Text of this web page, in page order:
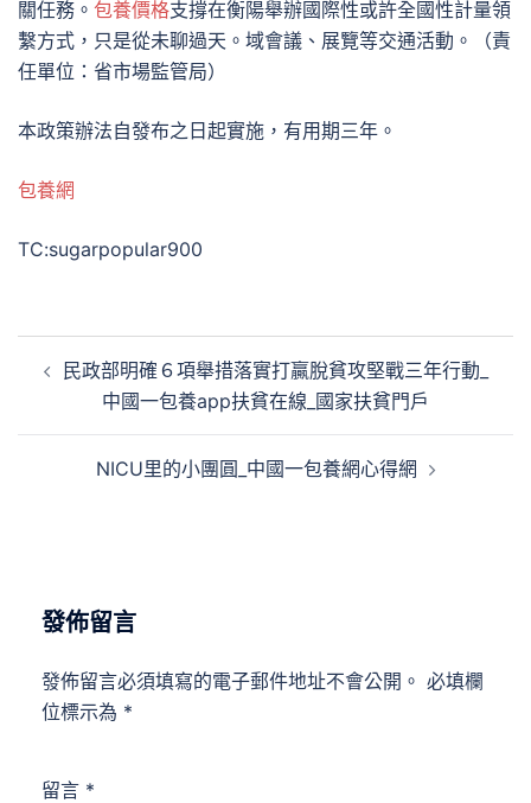
關任務。 包養價格支撐在衡陽舉辦國際性或許全國性計量領
繫方式，只是從未聊過天。域會議、展覽等交通活動。（責
任單位：省市場監管局）
本政策辦法自發布之日起實施，有用期三年。
包養網
TC:sugarpopular900
章
民政部明確６項舉措落實打贏脫貧攻堅戰三年行動_
中國一包養app扶貧在線_國家扶貧門戶
NICU里的小團圓_中國一包養網心得網
發佈留言
發佈留言必須填寫的電子郵件地址不會公開。 必填欄
位標示為 *
留言 *